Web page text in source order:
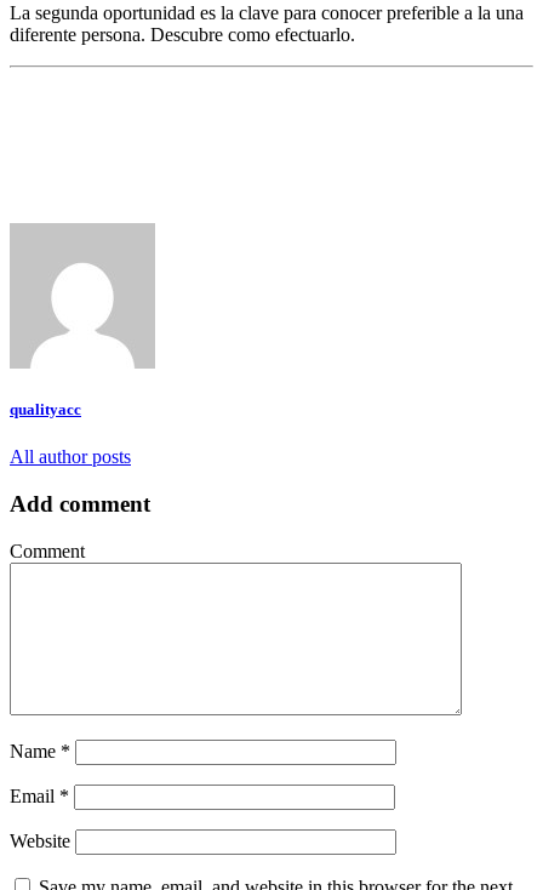
La segunda oportunidad es la clave para conocer preferible a la una
diferente persona. Descubre como efectuarlo.
qualityacc
All author posts
Add comment
Comment
Name *
Email *
Website